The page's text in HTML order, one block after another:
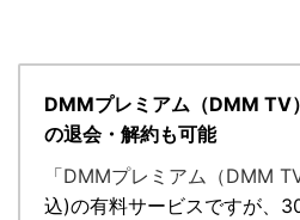
DMMプレミアム（DMM TV
の退会・解約も可能
「DMMプレミアム（DMM
込)の有料サービスですが、